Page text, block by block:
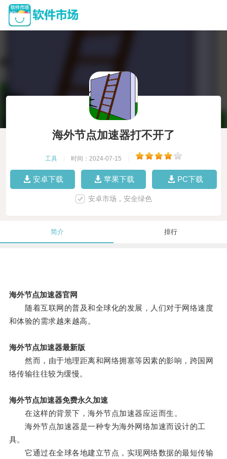
海外节点加速器打不开了
工具 时间：2024-07-15
安卓下载 苹果下载 PC下载
安卓市场，安全绿色
简介 排行
海外节点加速器官网
随着互联网的普及和全球化的发展，人们对于网络速度
和体验的需求越来越高。
海外节点加速器最新版
然而，由于地理距离和网络拥塞等因素的影响，跨国网
络传输往往较为缓慢。
海外节点加速器免费永久加速
在这样的背景下，海外节点加速器应运而生。
海外节点加速器是一种专为海外网络加速而设计的工
具。
它通过在全球各地建立节点，实现网络数据的最短传输